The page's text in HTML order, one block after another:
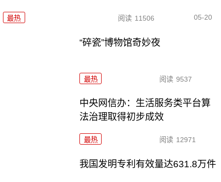
最热 阅读 11506 05-20
“碎瓷”博物馆奇妙夜
最热 阅读 9537
中央网信办：生活服务类平台算
法治理取得初步成效
最热 阅读 12971
我国发明专利有效量达631.8万件